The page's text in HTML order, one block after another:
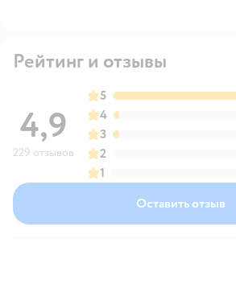
Рейтинг и отзывы
4,9
229 отзывов
5
4
3
2
1
Оставить отзыв